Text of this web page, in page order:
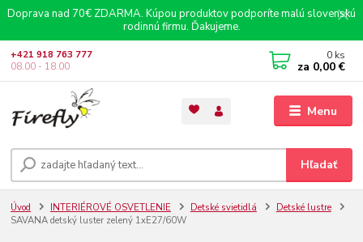
Doprava nad 70€ ZDARMA. Kúpou produktov podporíte malú slovenskú
rodinnú firmu. Ďakujeme.
Menu
Hľadať
+421 918 763 777
08.00 - 18.00
0 ks
za 0,00 €
Úvod INTERIÉROVÉ OSVETLENIE Detské svietidlá
Detské lustre
SAVANA detský luster zelený 1xE27/60W